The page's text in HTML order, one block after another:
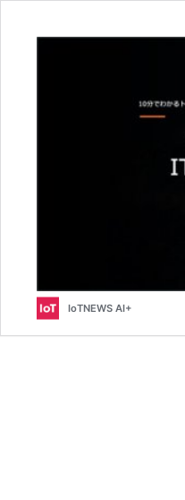
IoTNEWS AI+